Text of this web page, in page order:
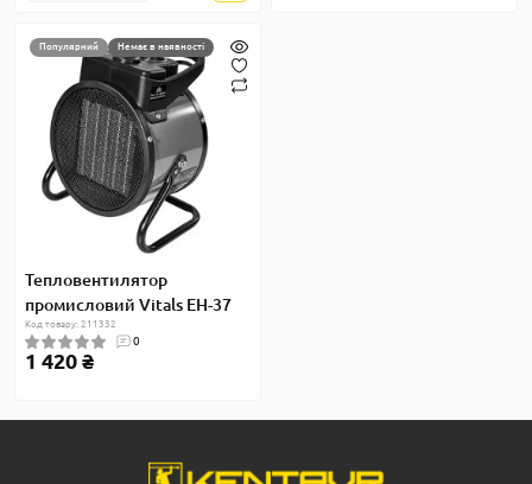
Популярний Немає в наявності
Тепловентилятор
промисловий Vitals EH-37
Код товару: 211332
0
1 420 ₴